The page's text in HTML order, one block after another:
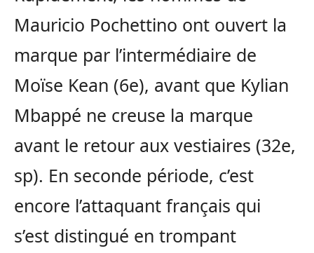
Mauricio Pochettino ont ouvert la
marque par l’intermédiaire de
Moïse Kean (6e), avant que Kylian
Mbappé ne creuse la marque
avant le retour aux vestiaires (32e,
sp). En seconde période, c’est
encore l’attaquant français qui
s’est distingué en trompant